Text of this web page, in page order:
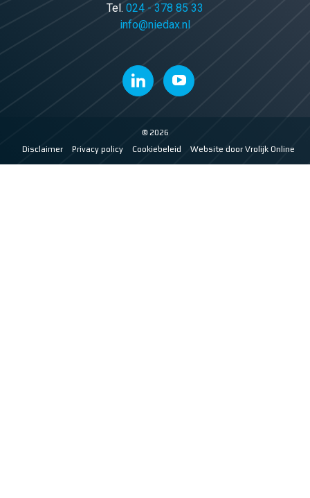
Tel. 024 - 378 85 33
info@niedax.nl
© 2026
Disclaimer
Privacy policy Cookiebeleid Website door Vrolijk Online